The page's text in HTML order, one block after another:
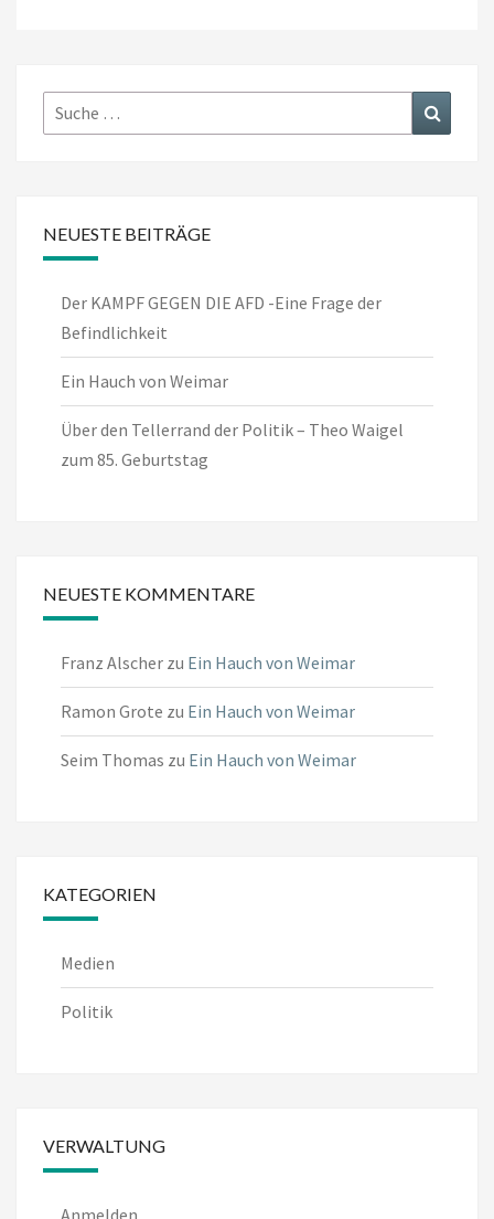
Suche
nach:
NEUESTE BEITRÄGE
Der KAMPF GEGEN DIE AFD -Eine Frage der
Befindlichkeit
Ein Hauch von Weimar
Über den Tellerrand der Politik – Theo Waigel
zum 85. Geburtstag
NEUESTE KOMMENTARE
Franz Alscher zu Ein Hauch von Weimar
Ramon Grote zu Ein Hauch von Weimar
Seim Thomas zu Ein Hauch von Weimar
KATEGORIEN
Medien
Politik
VERWALTUNG